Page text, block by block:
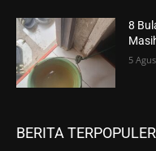
8
5
BERITA TERPOPULER